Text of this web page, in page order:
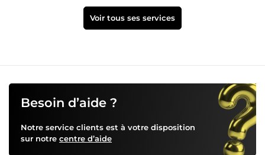
Voir tous ses services
Besoin d’aide ?
Notre service clients est à votre disposition
sur notre centre d’aide